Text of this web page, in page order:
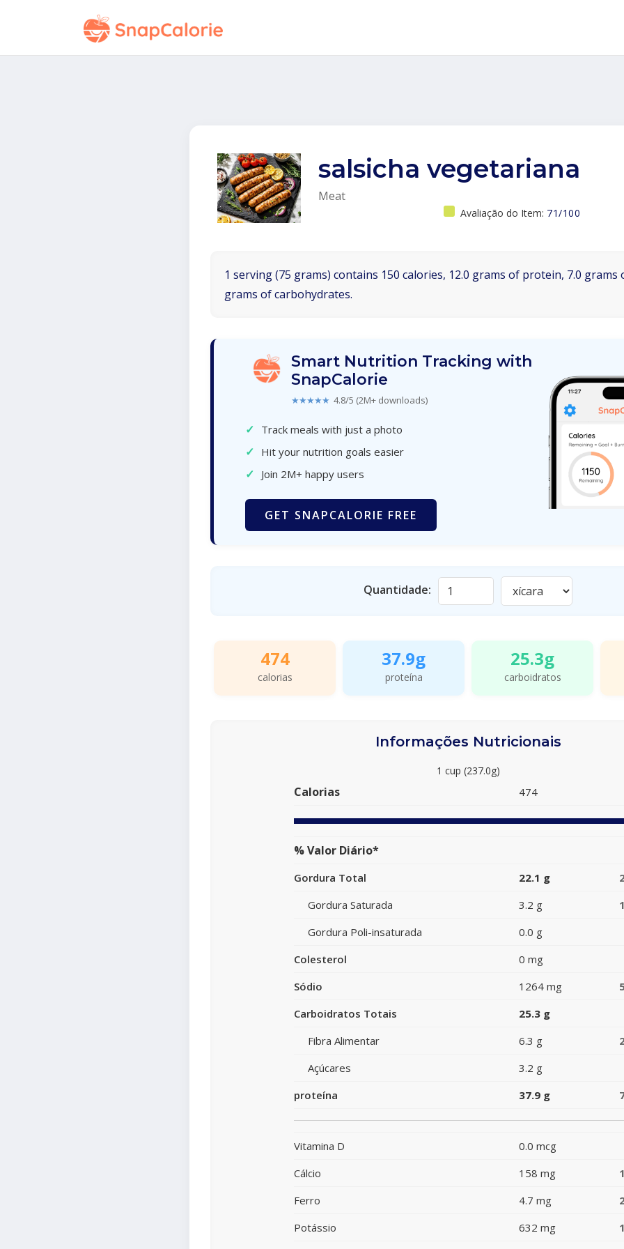
salsicha vegetariana
Meat
Avaliação do Item: 71/100
1 serving (75 grams) contains 150 calories, 12.0 grams of protein, 7.0 grams
grams of carbohydrates.
Smart Nutrition Tracking with
SnapCalorie
★★★★★ 4.8/5 (2M+ downloads)
✓ Track meals with just a photo
✓ Hit your nutrition goals easier
✓ Join 2M+ happy users
GET SNAPCALORIE FREE
Quantidade:
474
calorias
37.9g
proteína
25.3g
carboidratos
Informações Nutricionais
1 cup (237.0g)
Calorias 474
% Valor Diário*
Gordura Total 22.1 g
Gordura Saturada
3.2 g
Gordura Poli-insaturada
0.0 g
Colesterol
0 mg
Sódio
1264 mg
Carboidratos Totais
25.3 g
Fibra Alimentar
6.3 g
Açúcares
3.2 g
proteína
37.9 g
Vitamina D
0.0 mcg
Cálcio
158 mg
Ferro
4.7 mg
Potássio
632 mg